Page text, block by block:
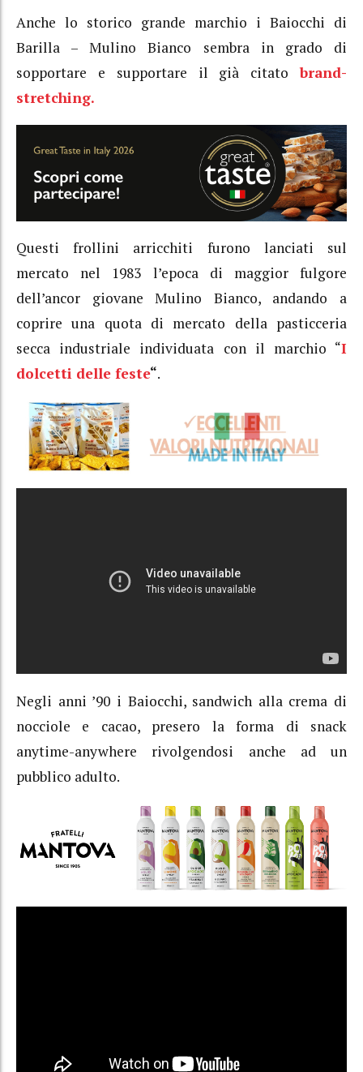
Anche lo storico grande marchio i Baiocchi di
Barilla – Mulino Bianco sembra in grado di
sopportare e supportare il già citatobrand-
stretching.
Questi frollini arricchiti furono lanciati sul
mercato nel 1983 l’epoca di maggior fulgore
dell’ancor giovane Mulino Bianco, andando a
coprire una quota di mercato della pasticceria
secca industriale individuata con il marchio “I
dolcetti delle feste“.
Negli anni ’90 i Baiocchi, sandwich alla crema di
nocciole e cacao, presero la forma di snack
anytime-anywhere rivolgendosi anche ad un
pubblico adulto.